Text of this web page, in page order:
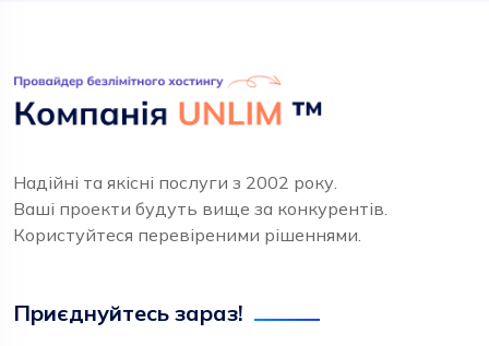
Надійні та якісні послуги з 2002 року.
Ваші проекти будуть вище за конкурентів.
Користуйтеся перевіреними рішеннями.
Приєднуйтесь зараз!